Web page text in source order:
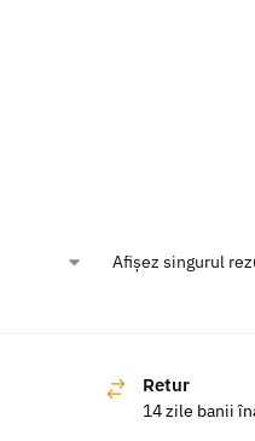
Afișez singurul
Retur
14 zile banii